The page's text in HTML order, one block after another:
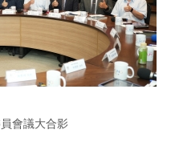
會議大合影